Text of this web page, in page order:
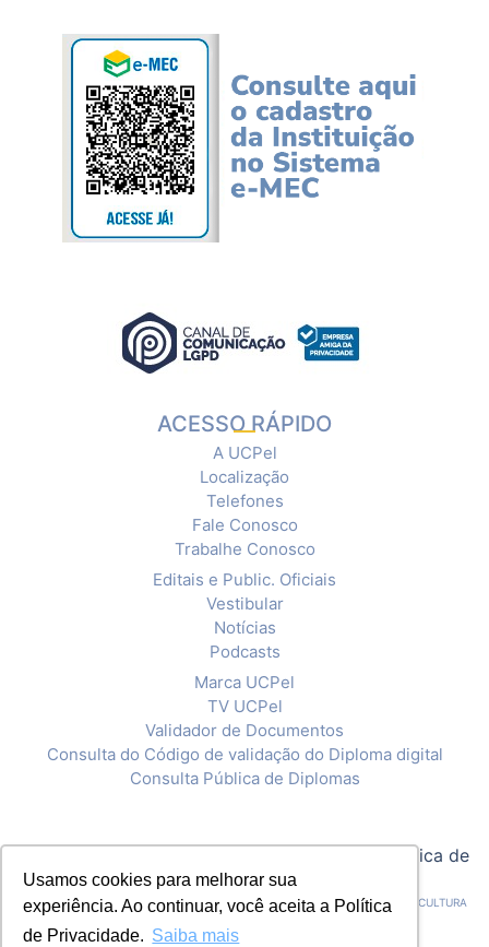
Usamos cookies para melhorar sua
experiência. Ao continuar, você aceita a Política
de Privacidade. Saiba mais
ACESSO RÁPIDO
A UCPel
Localização
Telefones
Fale Conosco
Trabalhe Conosco
Editais e Public. Oficiais
Vestibular
Notícias
Podcasts
Marca UCPel
TV UCPel
Validador de Documentos
Consulta do Código de validação do Diploma digital
Consulta Pública de Diplomas
Política de
Privacidade
CNPJ: 92.238.914/0001-03 - ASSOCIAÇÃO PELOTENSE DE ASSISTÊNCIA E CULTURA